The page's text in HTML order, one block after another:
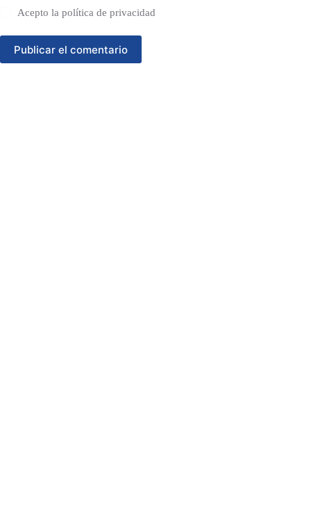
Acepto lapolítica de privacidad
Publicar el comentario